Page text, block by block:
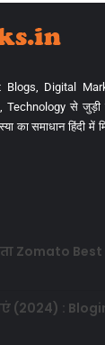
Blogs, Digital
Technology से
का समाधान हिंदी में
Zomato
(2024) :